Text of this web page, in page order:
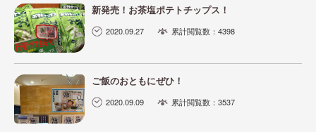
新発売！お茶塩ポテトチップス！
2020.09.27 累計閲覧数：4398
ご飯のおともにぜひ！
2020.09.09 累計閲覧数：3537